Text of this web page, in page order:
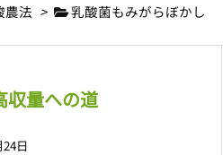
農法 > 乳酸菌もみがらぼかし
収量への道
日